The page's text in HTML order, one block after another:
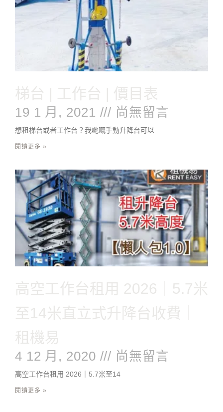
梯台 | 工作台 | 價目表
19 1 月, 2021 尚無留言
想租梯台或者工作台？我哋嘅手動升降台可以
閱讀更多 »
高空工作台租用 2026｜5.7米
至14米直立式升降台收費｜
租機易
4 12 月, 2020 尚無留言
高空工作台租用 2026｜5.7米至14
閱讀更多 »